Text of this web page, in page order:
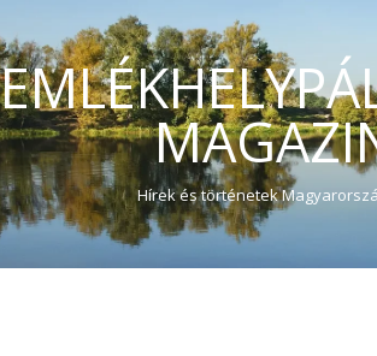
Hírek és történetek